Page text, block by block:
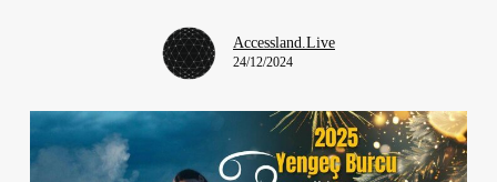
Accessland.Live
24/12/2024